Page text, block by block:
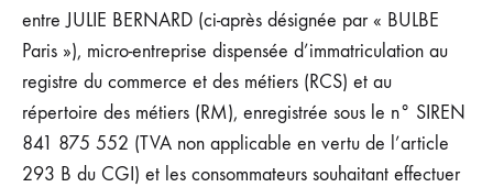
entre JULIE BERNARD (ci-après désignée par « BULBE
Paris »), micro-entreprise dispensée d’immatriculation au
registre du commerce et des métiers (RCS) et au
répertoire des métiers (RM), enregistrée sous le n° SIREN
841 875 552 (TVA non applicable en vertu de l’article
293 B du CGI) et les consommateurs souhaitant effectuer